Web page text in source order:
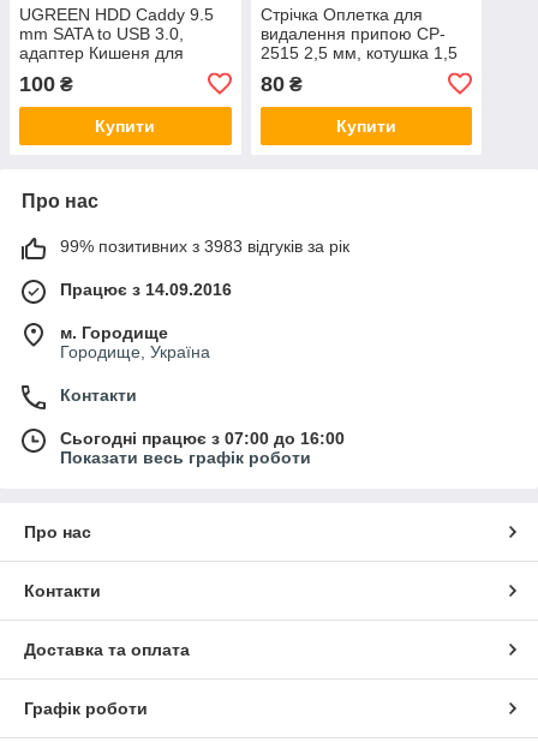
UGREEN HDD Caddy 9.5
mm SATA to USB 3.0,
адаптер Кишеня для
другого жорсткого диска в
ноутбук 2,5" HDD і SSD
100 ₴
Купити
Стрічка Оплетка для
видалення припою CP-
2515 2,5 мм, котушка 1,5
80₴
Купити
Про нас
99% позитивних з 3983 відгуків за рік
Працює з 14.09.2016
м. Городище
Городище, Україна
Контакти
Сьогодні працює з 07:00 до 16:00
Показати весь графік роботи
Про нас
Контакти
Доставка та оплата
Графік роботи